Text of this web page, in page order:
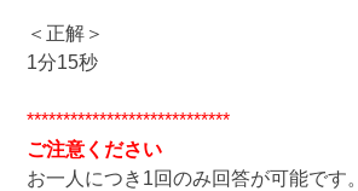
＜正解＞
1分15秒
****************************
ご注意ください
お一人につき1回のみ回答が可能です。